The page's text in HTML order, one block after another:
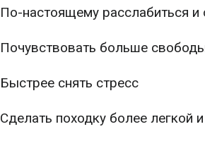
По-настоящему расслабиться и
Почувствовать больше
Быстрее снять стресс
Сделать походку более легкой